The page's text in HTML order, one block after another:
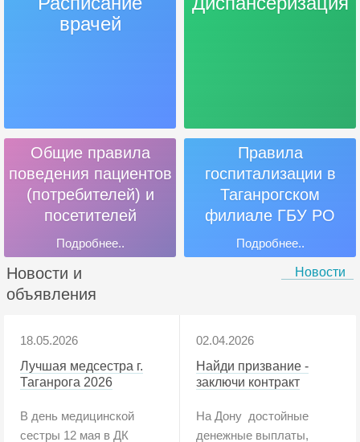
врачей
Общие правила
поведения пациентов
(потребителей) и
посетителей
Подробнее..
Правила
госпитализации в
Таганрогском
филиале ГБУ РО
«Онкодиспансер»
Подробнее..
Новости и
объявления
Новости
18.05.2026
Лучшая медсестра г.
Таганрога 2026
В день медицинской
сестры 12 мая в ДК
02.04.2026
Найди призвание -
заключи контракт
На Дону достойные
денежные выплаты,